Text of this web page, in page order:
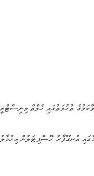
ތުހުމަތުގައި ހެލްތް
އުނގޫފާރު ހޮސްޕިޓަލުން